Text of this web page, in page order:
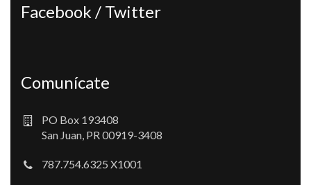
Facebook / Twitter
Comunícate
PO Box 193408
San Juan, PR 00919-3408
787.754.6325 X1001